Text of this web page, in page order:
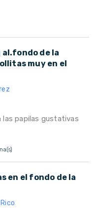
al.fondo de la
muy en el
las papilas gustativas
en el fondo de la